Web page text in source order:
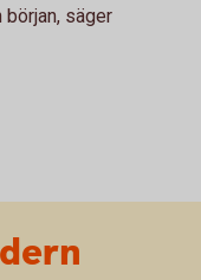
säger